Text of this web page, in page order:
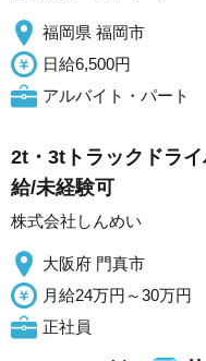
福岡県 福岡市
日給6,500円
アルバイト・パート
2t・3tトラックドラ
給/未経験可
株式会社しんめい
大阪府 門真市
月給24万円～30万円
正社員